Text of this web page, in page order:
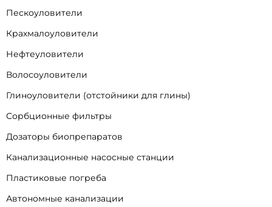
Пескоуловители
Крахмалоуловители
Нефтеуловители
Волосоуловители
Глиноуловители (отстойники для глины)
Сорбционные фильтры
Дозаторы биопрепаратов
Канализационные насосные станции
Пластиковые погреба
Автономные канализации